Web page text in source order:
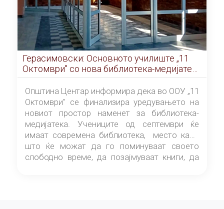
Герасимовски: Основното училиште „11
Октомври" со нова библиотека-медијатека
од септември
Општина Центар информира дека во ООУ „11
Октомври" се финализира уредувањето на
новиот простор наменет за библиотека-
медијатека. Учениците од септември ќе
имаат современа библиотека, место каде
што ќе можат да го поминуваат своето
слободно време, да позајмуваат книги, да